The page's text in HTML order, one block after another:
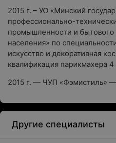
2015 г. – УО «Минский
профессионально-
промышленности и бытового
населения» по
искусство и декоративная
квалификация парикмахера 4
2015 г. — ЧУП «Фэмистиль»
Другие специалисты